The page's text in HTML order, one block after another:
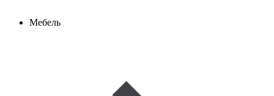
Мебель